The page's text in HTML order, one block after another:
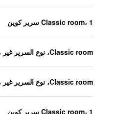
Classic room، 1 سرير كوين
Classic room، نوع السرير غير معروف
Classic room، نوع السرير غير معروف
Classic room، 1 سرير كوين